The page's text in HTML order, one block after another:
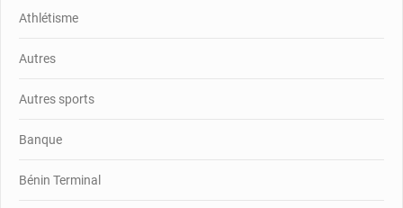
Athlétisme
Autres
Autres sports
Banque
Bénin Terminal